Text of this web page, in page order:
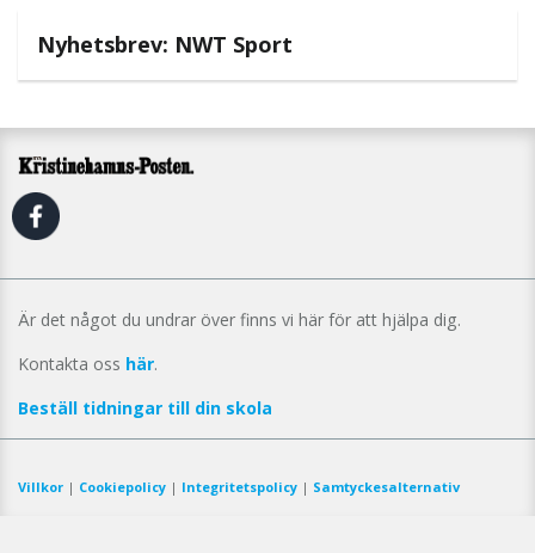
Nyhetsbrev: NWT Sport
Är det något du undrar över finns vi här för att hjälpa dig.
Kontakta oss här.
Beställ tidningar till din skola
Villkor | Cookiepolicy | Integritetspolicy | Samtyckesalternativ